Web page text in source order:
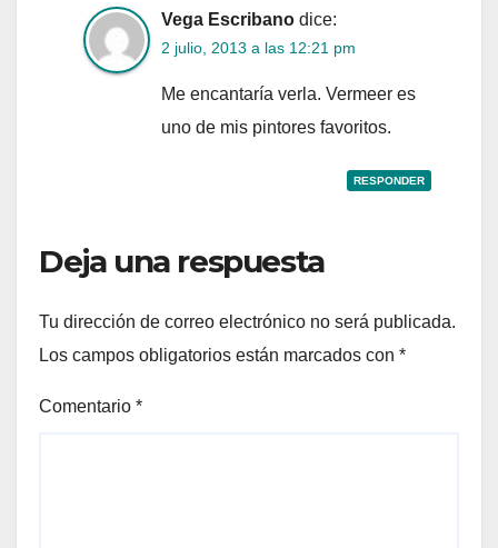
Vega Escribano dice:
2 julio, 2013 a las 12:21 pm
Me encantaría verla. Vermeer es
uno de mis pintores favoritos.
RESPONDER
Deja una respuesta
Tu dirección de correo electrónico no será publicada.
Los campos obligatorios están marcados con *
Comentario *